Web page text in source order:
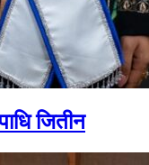
जितीन